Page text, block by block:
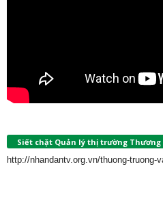
Siết chặt Quản lý thị trường
http://nhandantv.org.vn/thuong-truong-